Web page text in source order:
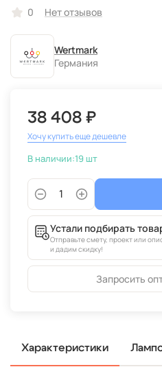
0 Нет отзывов
Wertmark
Германия
38 408 ₽
Хочу купить еще дешевле
В наличии:19 шт
Устали подбирать
Отправьте смету, проект или
и дадим скидку!
Запросить
Характеристики